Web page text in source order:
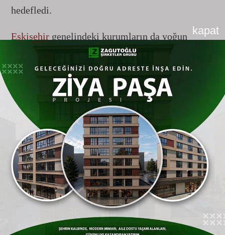
kapat
hedefledi.
Eskişehir genelindeki kurumların da yoğun
destek verdiği organizasyonun protokol
ayağında; Başsavcı Yardımcısı Ayhan Gökalp,
İl Sağlık Müdürü Doç. Dr. Yaşar
Bildirici ve
Eskişehirİl Millî Eğitim Müdürü
Sinan Aydın yer alarak öğrencilerin bu
heyecanına ortak oldular.
Şampiyon Şehit Onur İlkhan İlkokulu
Oldu
Çekişmeli ve bir o kadar da eğlenceli anlara
sahne olan soru-cevap etaplarının ardından,
rakiplerine karşı üstün bir performans sergileyen